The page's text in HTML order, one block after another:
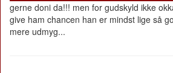
gerne doni da!!! men for gudskyld ikke
give ham chancen han er mindst lige så
mere udmyg...